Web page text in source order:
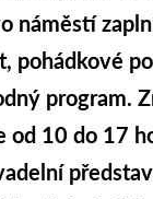
náměstí
pohádkové
program.
od 10 do 17